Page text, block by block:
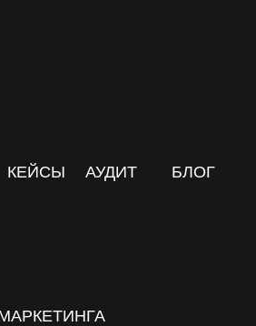
АУДИТ
КЕЙСЫ БЛОГ